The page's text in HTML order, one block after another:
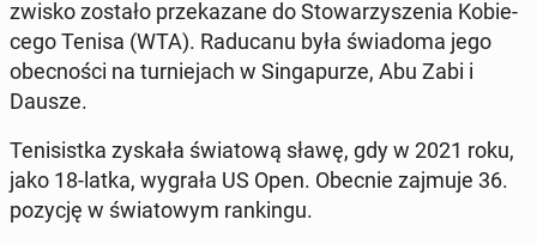
zwi­sko zostało prze­ka­za­ne do Sto­wa­rzy­sze­nia Ko­bie­
ce­go Tenisa (WTA). Ra­du­ca­nu była świa­do­ma jego
obec­no­ści na tur­nie­jach w Sin­ga­pu­rze, Abu Zabi i
Dausze.
Te­ni­sist­ka zyskała świa­to­wą sławę, gdy w 2021 roku,
jako 18-latka, wygrała US Open. Obecnie zajmuje 36.
pozycję w świa­to­wym ran­kin­gu.